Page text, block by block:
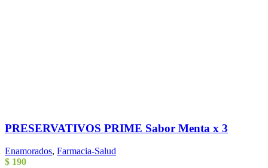
PRESERVATIVOS PRIME Sabor Menta x 3
Enamorados, Farmacia-Salud
$ 190